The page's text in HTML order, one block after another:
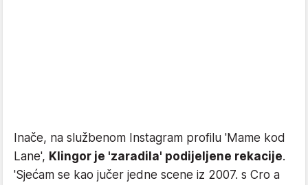
Inače, na službenom Instagram profilu 'Mame kod
Lane', Klingor je 'zaradila' podijeljene rekacije.
'Sjećam se kao jučer jedne scene iz 2007. s Cro a